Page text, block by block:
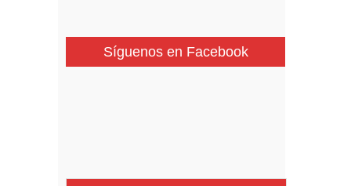
Síguenos en Facebook